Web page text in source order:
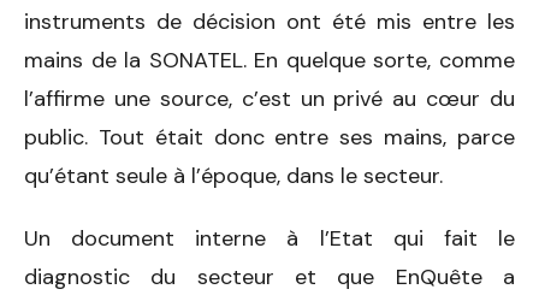
instruments de décision ont été mis entre les
mains de la SONATEL. En quelque sorte, comme
l’affirme une source, c’est un privé au cœur du
public. Tout était donc entre ses mains, parce
qu’étant seule à l’époque, dans le secteur.
Un document interne à l’Etat qui fait le
diagnostic du secteur et que EnQuête a